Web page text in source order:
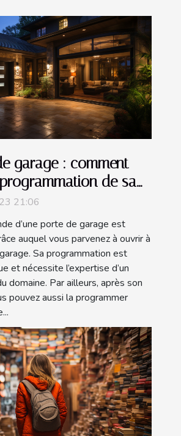
garage : comment
de sa
?
21:06
d’une porte de garage est
auquel vous parvenez à ouvrir à
Sa programmation est
et nécessite l’expertise d’un
domaine. Par ailleurs, après son
pouvez aussi la programmer